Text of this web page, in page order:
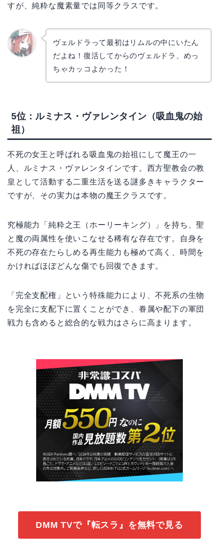
すが、純粋な魔素量では同等クラスです。
ヴェルドラって最初はリムルの中にいたん
だよね！復活してからのヴェルドラ、めっ
ちゃカッコよかった！
5位：ルミナス・ヴァレンタイン（吸血鬼の始
祖）
不死の女王と呼ばれる吸血鬼の始祖にして魔王の一
人、ルミナス・ヴァレンタインです。西方聖教会の教
皇として活動する二重生活を送る謎多きキャラクター
ですが、その実力は本物の魔王クラスです。
究極能力「純粋之王（ホーリーキング）」を持ち、聖
と魔の両属性を使いこなせる稀有な存在です。自身を
不死の存在たらしめる再生能力も極めて高く、時間を
かければほぼどんな傷でも回復できます。
「完全支配権」という特殊能力により、不死系の生物
を完全に支配下に置くことができ、眷属や配下の軍団
戦力も含めると総合的な戦力はさらに高まります。
DMM TVで『転スラ』を無料で見る